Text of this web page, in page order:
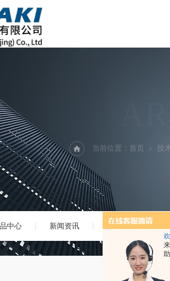
中心 新闻资讯 技术文章
当前位置： 首页 技